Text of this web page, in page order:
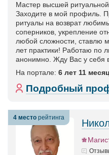
Мастер высшей
Заходите в мой профиль.
ритуалы на возврат
соперников, укрепление
любой сложности, ставлю
лет практики! Работаю по
анонимно. Жду Вас у себя
На портале: 6 лет 11
Подробный
4 место рейтинга